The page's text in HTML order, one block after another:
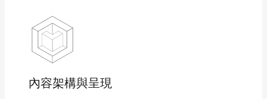
內容架構與呈現